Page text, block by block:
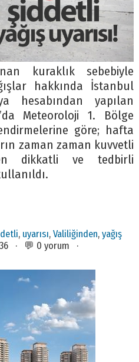
kuraklık sebebiyle
hakkında İstanbul
hesabından yapılan
Meteoroloji 1. Bölge
göre; hafta
zaman zaman kuvvetli
dikkatli ve tedbirli
, uyarısı, Valiliğinden, yağış
· 💬 0 yorum ·